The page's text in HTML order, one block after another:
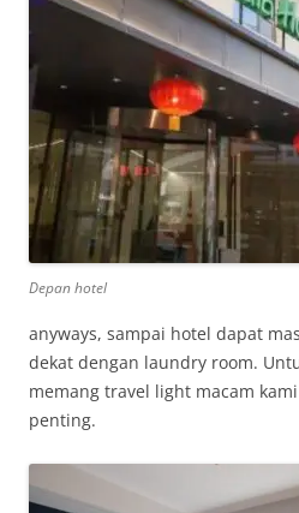
Depan hotel
anyways, sampai hotel dapat
dekat dengan laundry room.
memang travel light macam
penting.